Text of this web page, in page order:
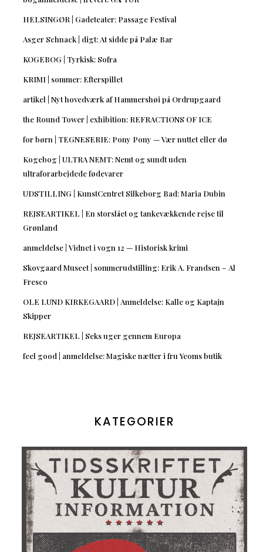
HELSINGØR | Gadeteater: Passage Festival
Asger Schnack | digt: At sidde på Palæ Bar
KOGEBOG | Tyrkisk: Sofra
KRIMI | sommer: Efterspillet
artikel | Nyt hovedværk af Hammershøi på Ordrupgaard
the Round Tower | exhibition: REFRACTIONS OF ICE
for børn | TEGNESERIE: Pony Pony — Vær nuttet eller dø
Kogebog | ULTRA NEMT: Nemt og sundt uden
ultraforarbejdede fødevarer
UDSTILLING | KunstCentret Silkeborg Bad: Maria Dubin
REJSEARTIKEL | En storslået og tankevækkende rejse til
Grønland
anmeldelse | Vidnet i vogn 12 — Historisk krimi
Skovgaard Museet | sommerudstilling: Erik A. Frandsen – Al
Fresco
OLE LUND KIRKEGAARD | Anmeldelse: Kalle og Kaptajn
Skipper
REJSEARTIKEL | Seks uger gennem Europa
feel good | anmeldelse: Magiske nætter i fru Yeoms butik
KATEGORIER